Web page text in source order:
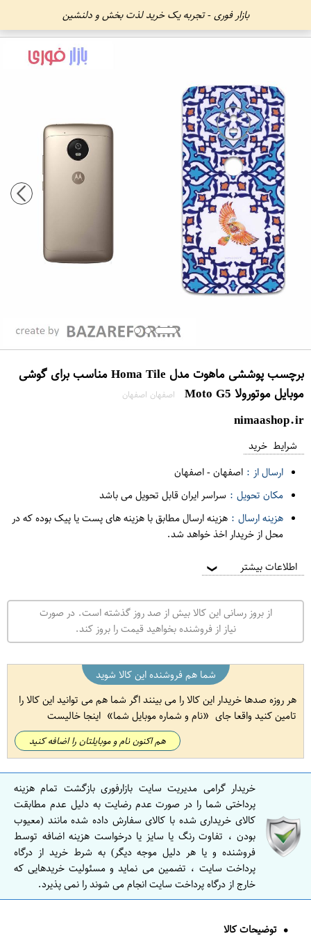
بازار فوری - تجربه یک خرید لذت بخش و دلنشین
برچسب پوششی ماهوت مدل Homa Tile مناسب برای گوشی
موبایل موتورولا Moto G5
اصفهان اصفهان
nimaashop.ir
شرایط خرید
ارسال از : اصفهان-اصفهان
مکان تحویل : سراسر ایران قابل تحویل می باشد
هزینه ارسال : هزینه ارسال مطابق با هزینه های پست یا پیک بوده که در
محل از خریدار اخذ خواهد شد.
اطلاعات بیشتر ❯
از بروز رسانی این کالا بیش از صد روز گذشته است. در صورت
نیاز از فروشنده بخواهید قیمت را بروز کند.
شما هم فروشنده این کالا شوید
هر روزه صدها خریدار این کالا را می بینند اگر شما هم می توانید این کالا را
تامین کنید واقعا جای
نام و شماره موبایل شما اینجا خالیست
هم اکنون نام و موبایلتان را اضافه کنید
خریدار گرامی مدیریت سایت بازارفوری بازگشت تمام هزینه
پرداختی شما را در صورت عدم رضایت به دلیل عدم مطابقت
کالای خریداری شده با کالای سفارش داده شده مانند (معیوب
بودن ، تفاوت رنگ یا سایز یا درخواست هزینه اضافه توسط
فروشنده و یا هر دلیل موجه دیگر) به شرط خرید از درگاه
پرداخت سایت ، تضمین می نماید و مسئولیت خریدهایی که
خارج از درگاه پرداخت سایت انجام می شوند را نمی پذیرد.
توضیحات کالا